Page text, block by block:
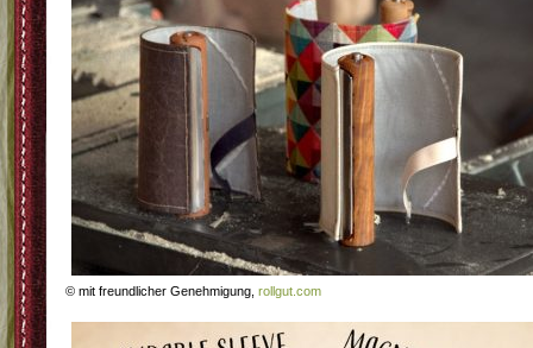
© mit freundlicher Genehmigung, rollgut.com